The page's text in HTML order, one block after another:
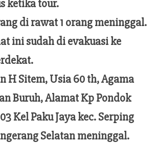
ketika tour.
di rawat 1 orang meninggal.
ini sudah di evakuasi ke
H Sitem, Usia 60 th, Agama
Buruh, Alamat Kp Pondok
Kel Paku Jaya kec. Serping
Selatan meninggal.